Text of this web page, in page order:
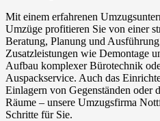
Mit einem erfahrenen
Umzüge profitieren Sie von einer
Beratung, Planung und
Zusatzleistungen wie Demontage
Aufbau komplexer Bürotechnik
Auspackservice. Auch das
Einlagern von Gegenständen oder
Räume – unsere Umzugsfirma
Schritte für Sie.